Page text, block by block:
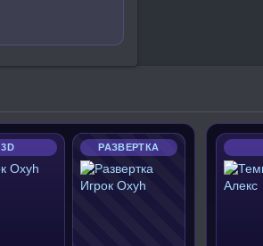
3D РАЗВЕРТКА